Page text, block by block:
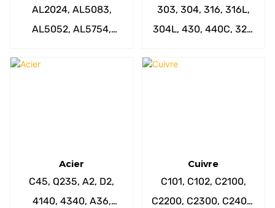
AL2024, AL5083,
AL5052, AL5754,
AL7075, AL6061-T6,
303, 304, 316, 316L,
304L, 430, 440C, 321,
SUS420, SUS416, 17-
Acier
C45, Q235, A2, D2,
4140, 4340, A36,
Cuivre
C101, C102, C2100,
C2200, C2300, C2400,